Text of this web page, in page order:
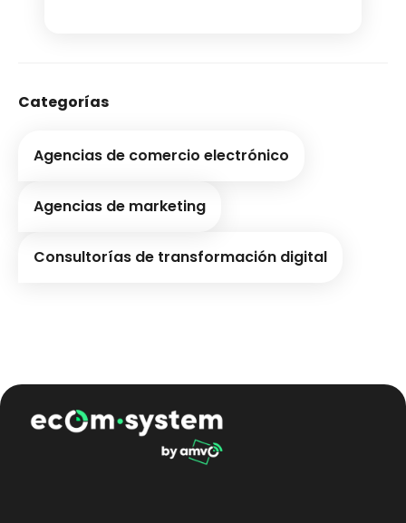
Categorías
Agencias de comercio electrónico
Agencias de marketing
Consultorías de transformación digital